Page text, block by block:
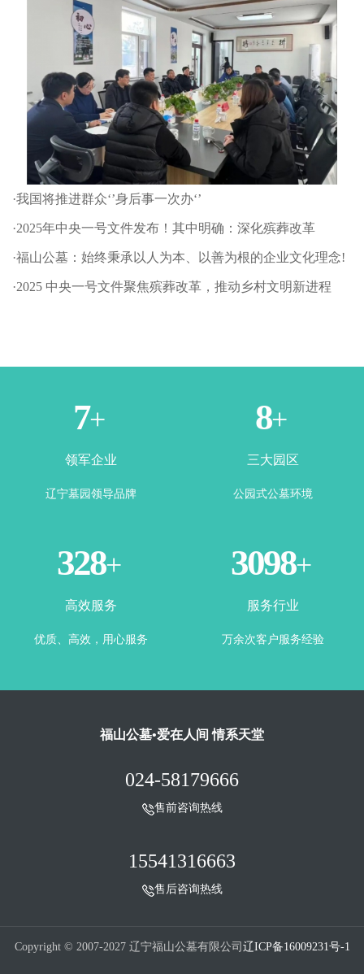
·我国将推进群众‘’身后事一次办‘’
·2025年中央一号文件发布！其中明确：深化殡葬改革
·福山公墓：始终秉承以人为本、以善为根的企业文化理念!
·2025 中央一号文件聚焦殡葬改革，推动乡村文明新进程
1+
领军企业
辽宁墓园领导品牌
3+
三大园区
公园式公墓环境
365+
高效服务
优质、高效，用心服务
3500+
服务行业
万余次客户服务经验
福山公墓•爱在人间 情系天堂
024-58179666
售前咨询热线
15541316663
售后咨询热线
Copyright © 2007-2027 辽宁福山公墓有限公司 辽ICP备16009231号-1